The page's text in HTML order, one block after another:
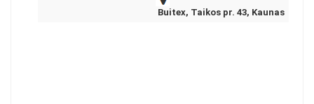
Buitex, Taikos pr. 43, Kaunas